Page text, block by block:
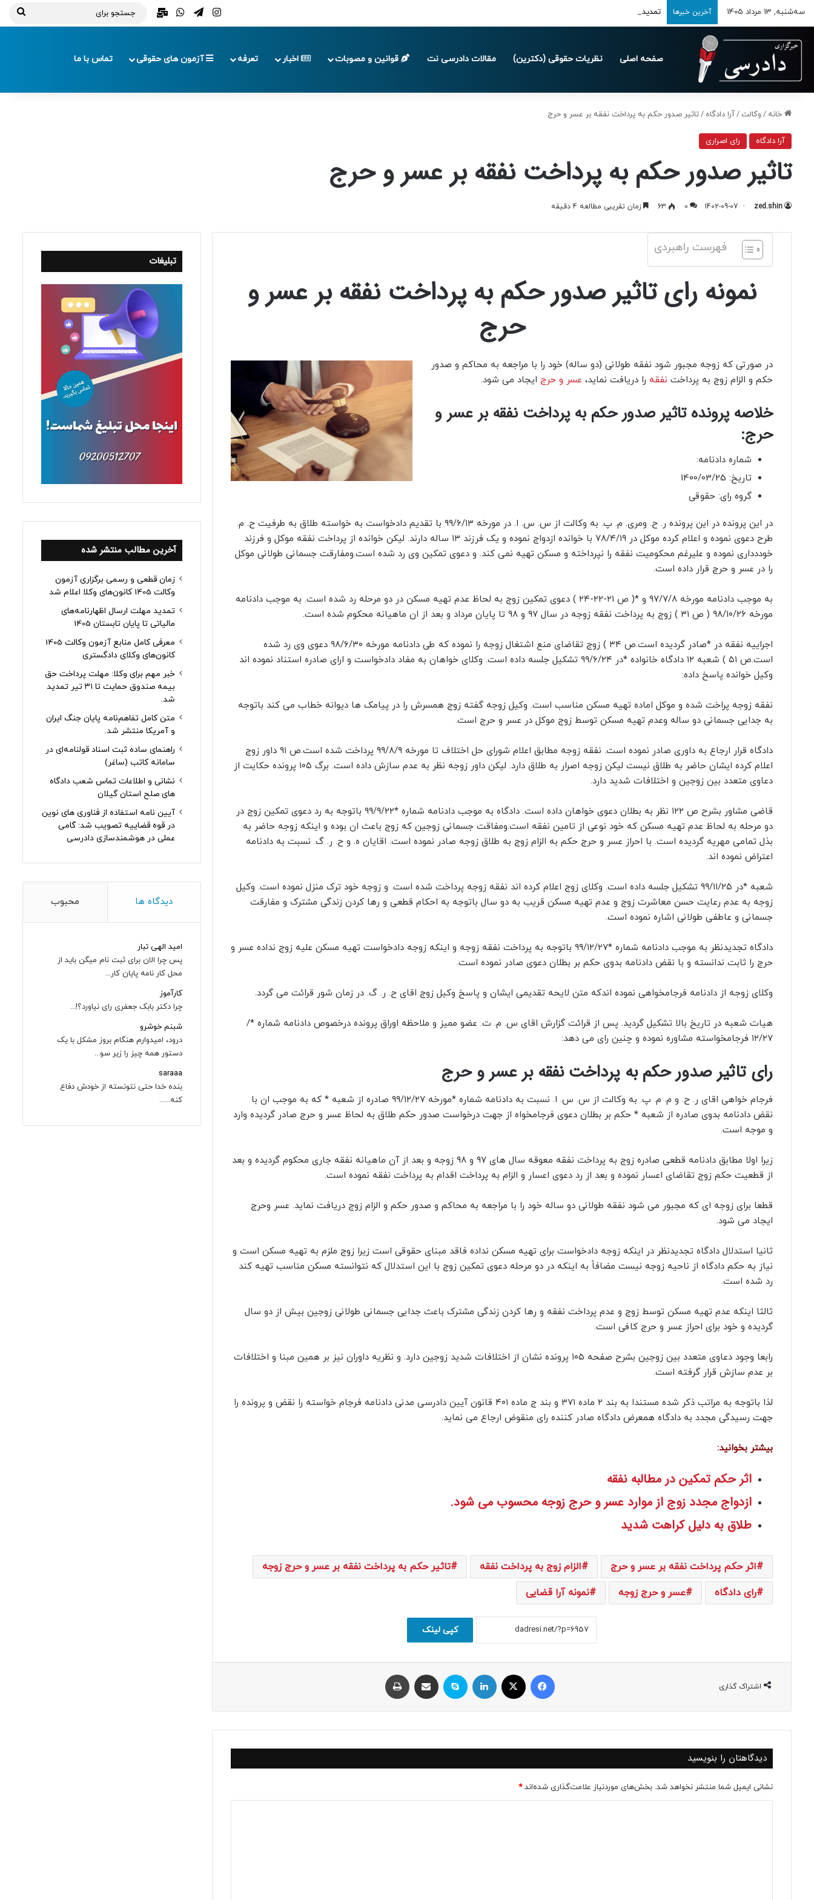
سه‌شنبه, 13 مرداد 1405 آخرین خبرها تمدید مهلت ارسال اظهارنامه‌های مالیاتی تا پایان تابستان 1405 اینستاگرام
تلگرامواتس آپ
ایمیل
صفحه اصلی نظریات حقوقی (دکترین) مقالات دادرسی نت قوانین و مصوبات اخبار تعرفه آزمون های حقوقی تماس با ما
خانه / وکالت /آرا دادگاه /تاثیر صدور حکم به پرداخت نفقه بر عسر و حرج
آرا دادگاه رای اصراری
تاثیر صدور حکم به پرداخت نفقه بر عسر و حرج
zed.shin
1402-09-07
0
63 زمان تقریبی مطالعه 4 دقیقه
فهرست راهبردی
نمونه رای تاثیر صدور حکم به پرداخت نفقه بر عسر و
حرج
در صورتی که زوجه مجبور شود نفقه طولانی (دو ساله) خود را با مراجعه به محاکم و صدور
حکم و الزام زوج به پرداخت نفقه را دریافت نماید، عسر و حرج ایجاد می شود.
خلاصه پرونده تاثیر صدور حکم به پرداخت نفقه بر عسر و
حرج:
شماره دادنامه:
تاریخ: 1400/03/25
گروه رای: حقوقی
در این پرونده در این پرونده ر. ح. ومری. م. پ. به وکالت از س. س. ا. در مورخه ۹۹/۶/۱۳ با تقدیم دادخواست به خواسته طلاق به طرفیت ح. م.
طرح دعوی نموده و اعلام کرده موکل در ۷۸/۴/۱۹ با خوانده ازدواج نموده و یک فرزند ۱۳ ساله دارند. لیکن خوانده از پرداخت نفقه موکل و فرزند
خوددداری نموده و علیرغم محکومیت نفقه را نپرداخته و مسکن تهیه نمی کند. و دعوی تمکین وی رد شده است.ومفارقت جسمانی طولانی موکل
را در عسر و حرج قرار داده است.
به موجب دادنامه مورخه ۹۷/۷/۸ و *( ص ۲۱-۲۲-۲۴ ) دعوی تمکین زوج به لحاظ عدم تهیه مسکن در دو مرحله رد شده است. به موجب دادنامه
مورخه ۹۸/۱۰/۲۶ ( ص ۳۱ ) زوج به پرداخت نفقه زوجه در سال ۹۷ و ۹۸ تا پایان مرداد و بعد از ان ماهیانه محکوم شده است.
اجراییه نفقه در *صادر گردیده است.ص ۳۴ ) زوج تقاضای منع اشتغال زوجه را نموده که طی دادنامه مورخه ۹۸/۶/۳۰ دعوی وی رد شده
است.ص ۵۱ ) شعبه ۱۲ دادگاه خانواده *در ۹۹/۶/۲۴ تشکیل جلسه داده است. وکلای خواهان به مفاد دادخواست و ارای صادره استناد نموده اند
وکیل خوانده پاسخ داده:
نفقه زوجه پراخت شده و موکل اماده تهیه مسکن مناسب است. وکیل زوجه گفته زوج همسرش را در پیامک ها دیوانه خطاب می کند باتوجه
به جدایی جسمانی دو ساله وعدم تهیه مسکن توسط زوج موکل در عسر و حرج است.
دادگاه قرار ارجاع به داوری صادر نموده است. نفقه زوجه مطابق اعلام شورای حل اختلاف تا مورخه ۹۹/۸/۹ پرداخت شده است.ص ۹۱ داور زوج
اعلام کرده ایشان حاضر به طلاق نیست لیکن زوجه اصرار به طلاق دارد. لیکن داور زوجه نظر به عدم سازش داده است. برگ ۱۰۵ پرونده حکایت از
دعاوی متعدد بین زوجین و اختلافات شدید دارد.
قاضی مشاور بشرح ص ۱۲۲ نظر به بطلان دعوی خواهان داده است. دادگاه به موجب دادنامه شماره *۹۹/۹/۲۲ باتوجه به رد دعوی تمکین زوج در
دو مرحله به لحاظ عدم تهیه مسکن که خود نوعی از تامین نفقه است.ومفاقت جسمانی زوجین که زوج باعث ان بوده و اینکه زوجه حاضر به
بذل تمامی مهریه گردیده است. با احراز عسر و حرج حکم به الزام زوج به طلاق زوجه صادر نموده است. اقایان ه. و ح. ر. گ. نسبت به دادنامه
اعتراض نموده اند.
شعبه *در ۹۹/۱۱/۲۵ تشکیل جلسه داده است. وکلای زوج اعلام کرده اند نفقه زوجه پرداخت شده است. و زوجه خود ترک منزل نموده است. وکیل
زوجه به عدم رعایت حسن معاشرت زوج و عدم تهیه مسکن قریب به دو سال باتوجه به احکام قطعی و رها کردن زندگی مشترک و مفارقت
جسمانی و عاطفی طولانی اشاره نموده است.
دادگاه تجدیدنظر به موجب دادنامه شماره *۹۹/۱۲/۲۷ باتوجه به پرداخت نفقه زوجه و اینکه زوجه دادخواست تهیه مسکن علیه زوج نداده عسر و
حرج را ثابت ندانسته و با نقض دادنامه بدوی حکم بر بطلان دعوی صادر نموده است.
وکلای زوجه از دادنامه فرجامخواهی نموده اندکه متن لایحه تقدیمی ایشان و پاسخ وکیل زوج اقای ح. ر. گ. در زمان شور قرائت می گردد.
هیات شعبه در تاریخ بالا تشکیل گردید. پس از قرائت گزارش اقای س. م. ت. عضو ممیز و ملاحظه اوراق پرونده درخصوص دادنامه شماره */
۱۲/۲۷ فرجامخواسته مشاوره نموده و چنین رای می دهد:
رای تاثیر صدور حکم به پرداخت نفقه بر عسر و حرج
فرجام خواهی اقای ر. ح. و م. م. پ. به وکالت از س. س. ا. نسبت به دادنامه شماره *مورخه ۹۹/۱۲/۲۷ صادره از شعبه * که به موجب ان با
نقض دادنامه بدوی صادره از شعبه * حکم بر بطلان دعوی فرجامخواه از جهت درخواست صدور حکم طلاق به لحاظ عسر و حرج صادر گردیده وارد
و موجه است.
زیرا اولا مطابق دادنامه قطعی صادره زوج به پرداخت نفقه معوقه سال های ۹۷ و ۹۸ زوجه و بعد از آن ماهیانه نفقه جاری محکوم گردیده و بعد
از قطعیت حکم زوج تقاضای اعسار نموده و بعد از رد دعوی اعسار و الزام به پرداخت اقدام به پرداخت نفقه نموده است.
قطعا برای زوجه ای که مجبور می شود نفقه طولانی دو ساله خود را با مراجعه به محاکم و صدور حکم و الزام زوج دریافت نماید. عسر وحرج
ایجاد می شود.
ثانیا استدلال دادگاه تجدیدنظر در اینکه زوجه دادخواست برای تهیه مسکن نداده فاقد مبنای حقوقی است زیرا زوج ملزم به تهیه مسکن است و
نیاز به حکم دادگاه از ناحیه زوجه نیست مضافاً به اینکه در دو مرحله دعوی تمکین زوج با این استدلال که نتوانسته مسکن مناسب تهیه کند
رد شده است.
ثالثا اینکه عدم تهیه مسکن توسط زوج و عدم پرداخت نفقه و رها کردن زندگی مشترک باعث جدایی جسمانی طولانی زوجین بیش از دو سال
گردیده و خود برای احراز عسر و حرج کافی است.
رابعا وجود دعاوی متعدد بین زوجین بشرح صفحه ۱۰۵ پرونده نشان از اختلافات شدید زوجین دارد. و نظریه داوران نیز بر همین مبنا و اختلافات
بر عدم سازش قرار گرفته است.
لذا باتوجه به مراتب ذکر شده مستندا به بند ۲ ماده ۳۷۱ و بند ج ماده ۴۰۱ قانون آیین دادرسی مدنی دادنامه فرجام خواسته را نقض و پرونده را
جهت رسیدگی مجدد به دادگاه همعرض دادگاه صادر کننده رای منقوض ارجاع می نماید.
بیشتر بخوانید:
اثر حکم تمکین در مطالبه نفقه
ازدواج مجدد زوج از موارد عسر و حرج زوجه محسوب می شود.
طلاق به دلیل کراهت شدید
اثر حکم پرداخت نفقه بر عسر و حرج الزام زوج به پرداخت نفقه
تاثیر حکم به پرداخت نفقه بر عسر و حرج زوجه
رای دادگاه
عسر و حرج زوجه نمونه آرا قضایی
کپی لینک
اشتراک گذاری
فیسبوک ایکس لینکداین اسکایپ اشتراک با ایمیل
دیدگاهتان را بنویسید
نشانی ایمیل شما منتشر نخواهد شد. بخش‌های موردنیاز علامت‌گذاری شده‌اند*
تبلیغات
آخرین مطالب منتشر شده
زمان قطعی و رسمی برگزاری آزمون
وکالت 1405 کانون‌های وکلا اعلام شد
تمدید مهلت ارسال اظهارنامه‌های
مالیاتی تا پایان تابستان 1405
معرفی کامل منابع آزمون وکالت 1405
کانون‌های وکلای دادگستری
خبر مهم برای وکلا: مهلت پرداخت حق
بیمه صندوق حمایت تا ۳۱ تیر تمدید
شد.
متن کامل تفاهم‌نامه پایان جنگ ایران
و آمریکا منتشر شد.
راهنمای ساده ثبت اسناد قولنامه‌ای در
سامانه کاتب (ساغر)
نشانی و اطلاعات تماس شعب دادگاه
های صلح استان گیلان
آیین نامه استفاده از فناوری های نوین
در قوه قضاییه تصویب شد: گامی
عملی در هوشمندسازی دادرسی
دیدگاه ها محبوب
امید الهی تبار
پس چرا الان برای ثبت نام میگن باید از
محل کار نامه پایان کار...
کارآموز
چرا دکتر بابک جعفری رای نیاورد؟!...
شبنم خوشرو
درود، امیدوارم هنگام بروز مشکل با یک
دستور همه چیز را زیر سو...
saraaa
بنده خدا حتی نتونسته از خودش دفاع
کنه......